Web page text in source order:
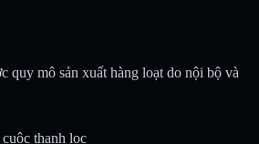
quy mô sản xuất hàng loạt do nội bộ và
thanh lọc